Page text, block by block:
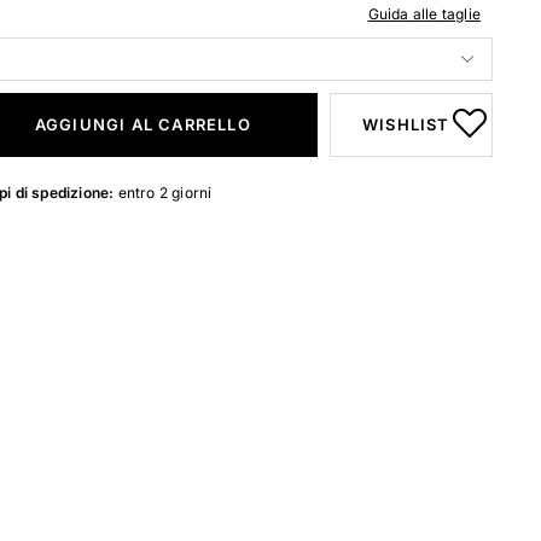
Guida alle taglie
AGGIUNGI AL CARRELLO WISHLIST
di spedizione: entro 2 giorni